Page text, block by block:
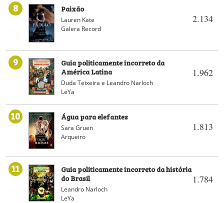
8
2.134
Paixão
Lauren Kate
Galera Record
9
1.962
Guia politicamente incorreto da
América Latina
Duda Teixeira e Leandro Narloch
LeYa
10
1.813
Água para elefantes
Sara Gruen
Arqueiro
11
1.784
Guia politicamente incorreto da história
do Brasil
Leandro Narloch
LeYa